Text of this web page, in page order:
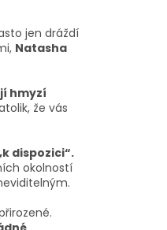
jen dráždí
Natasha
hmyzí
že vás
dispozici“.
okolností